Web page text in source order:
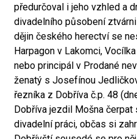
předurčoval i jeho vzhled a
divadelního působení
dějin českého herectví se
Harpagon v Lakomci,
nebo principál v Prodané
ženatý s Josefínou
řezníka z Dobříva č.p. 48
Dobříva jezdil Mošna
divadelní práci, občas si